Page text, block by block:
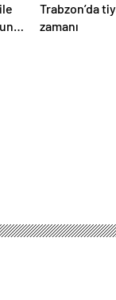
Trabzon’da
zamanı